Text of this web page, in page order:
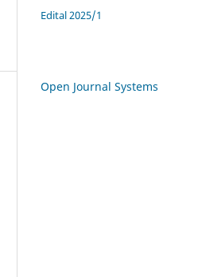
Edital 2025/1
Open Journal Systems